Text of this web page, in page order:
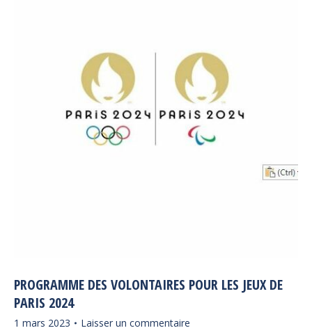
PROGRAMME DES VOLONTAIRES POUR LES JEUX DE
PARIS 2024
1 mars 2023 Laisser un commentaire